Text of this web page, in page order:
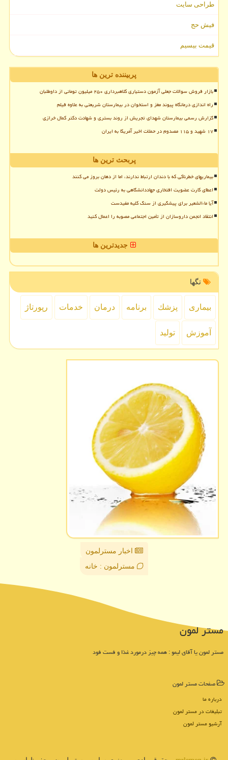
طراحی سایت
فیش حج
قیمت بیسیم
پربیننده ترین ها
بازار فروش سوالات جعلی آزمون دستیاری کلاهبرداری ۲۵۰ میلیون تومانی از داوطلبان
راه اندازی درمانگاه پیوند مغز و استخوان در بیمارستان شریعتی به علاوه فیلم
گزارش رسمی بیمارستان شهدای تجریش از روند بستری و شهادت دکتر کمال خرازی
۱۷ شهید و ۱۱۵ مصدوم در حملات اخیر آمریکا به ایران
پربحث ترین ها
بیماریهای خطرناکی که با دندان ارتباط ندارند، اما از دهان بروز می کنند
اعطای کارت عضویت افتخاری جهاددانشگاهی به رئیس دولت
آیا ماءالشعیر برای پیشگیری از سنگ کلیه مفیدست
انتقاد انجمن داروسازان از تأمین اجتماعی مصوبه را اعمال کنید
جدیدترین ها
تگها
بیماری پزشك برنامه درمان خدمات رپورتاژ
آموزش تولید
اخبار مسترلمون
مسترلمون : خانه
مستر لمون
مستر لمون یا آقای لیمو : همه چیز درمورد غذا و فست فود
صفحات مستر لمون
درباره ما
تبلیغات در مستر لمون
آرشیو مستر لمون